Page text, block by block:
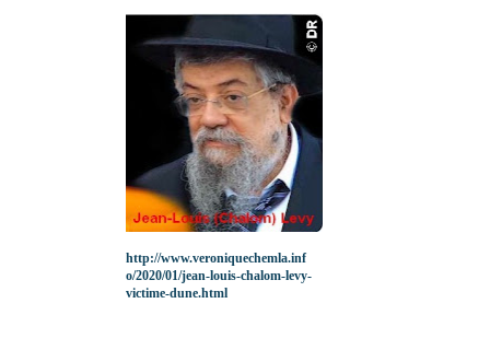
http://www.veroniquechemla.inf
o/2020/01/jean-louis-chalom-levy-
victime-dune.html